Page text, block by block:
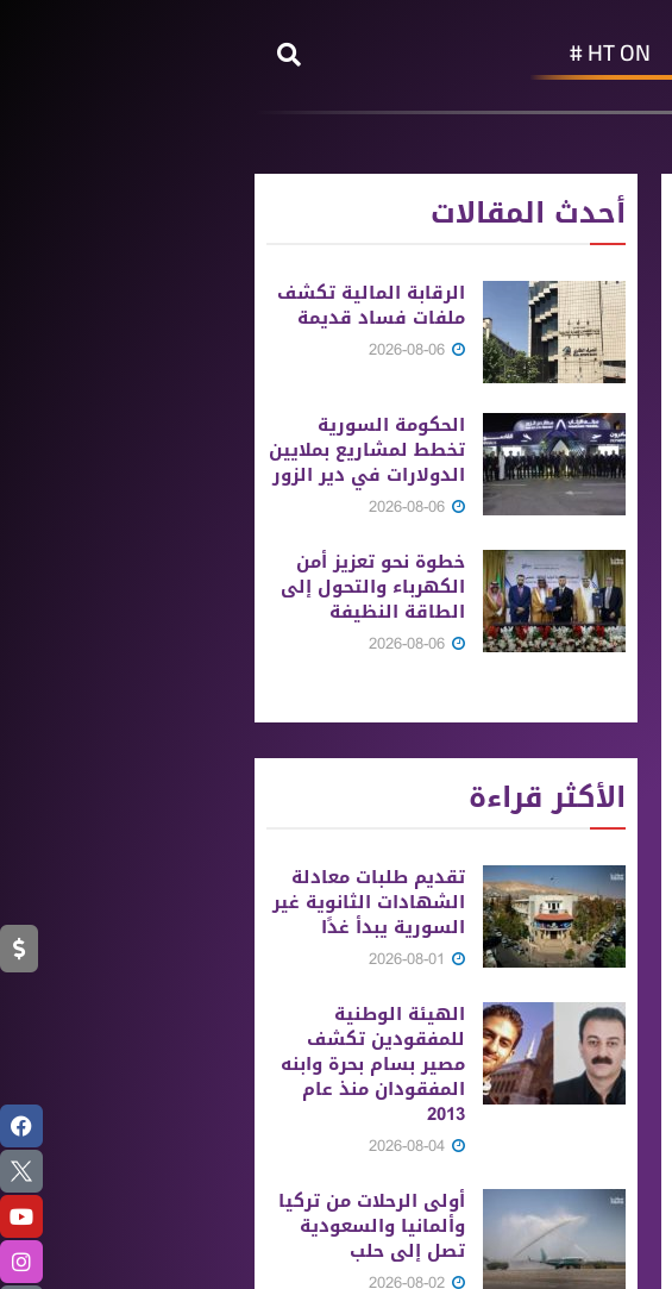
HT ON #
أحدث المقالات
الرقابة المالية تكشف
ملفات فساد قديمة
الحكومة السورية
تخطط لمشاريع بملايين
الدولارات في دير الزور
خطوة نحو تعزيز أمن
الكهرباء والتحول إلى
الطاقة النظيفة
الأكثر قراءة
تقديم طلبات معادلة
الشهادات الثانوية ‏غير
السورية يبدأ غدًا
الهيئة الوطنية
للمفقودين تكشف
مصير بسام بحرة وابنه
المفقودان منذ عام
2013
أولى الرحلات من ‏تركيا
وألمانيا والسعودية
تصل إلى حلب